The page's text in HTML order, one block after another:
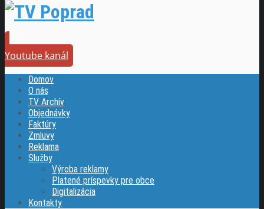
Youtube kanál
Domov
O nás
TV Archív
Objednávky
Faktúry
Zmluvy
Reklama
Služby
Výroba reklamy
Platené príspevky pre obce
Digitalizácia
Kontakty